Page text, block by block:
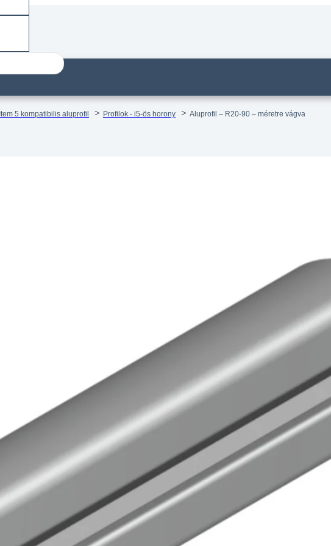
Item 5 kompatibilis aluprofil Profilok - i5-ös horony Aluprofil – R20-90 – méretre vágva
Kérdése van termékkel kapcsolatban?
Keressen minket bizalommal ezen a telefonszámon:
+36 20